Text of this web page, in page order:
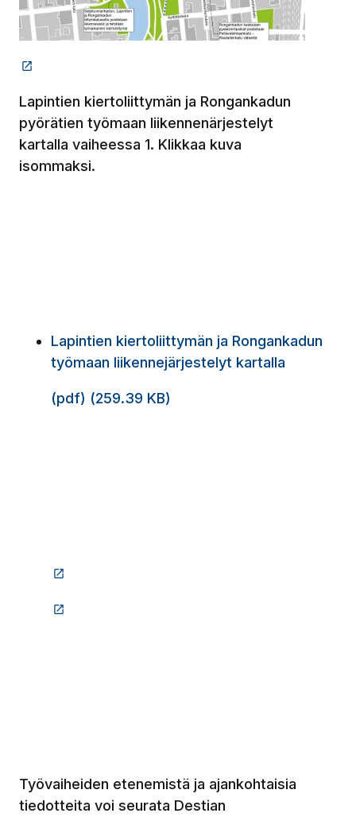
(Linkki vie ulkopuoliselle sivustolle)
Lapintien kiertoliittymän ja Rongankadun
pyörätien työmaan liikennenärjestelyt
kartalla vaiheessa 1. Klikkaa kuva
isommaksi.
Lapintien kiertoliittymän ja Rongankadun
työmaan liikennejärjestelyt kartalla
(pdf) (259.39 KB)
Työvaiheiden etenemistä ja ajankohtaisia
tiedotteita voi seurata Destian